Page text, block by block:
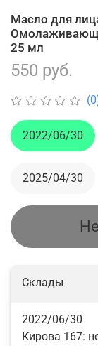
Масло для
25 мл
550 руб.
Склады
2022/06/30
Кирова 167:
2022/06/30
2025/04/30